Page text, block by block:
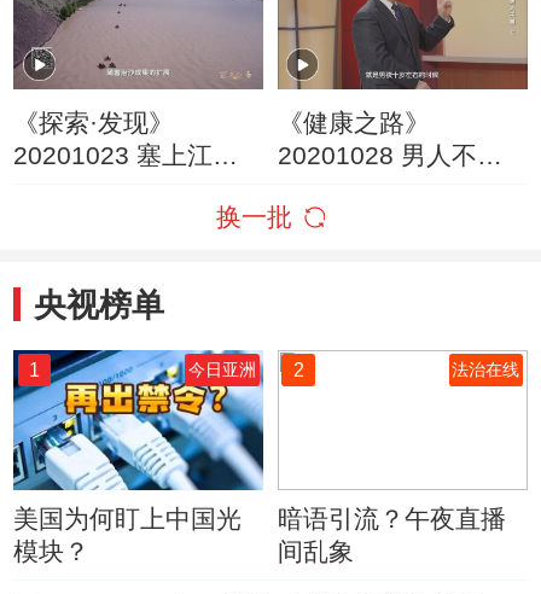
《探索·发现》
20201023 塞上江南
《健康之路》
20201028 男人不易
换一批
央视榜单
1 今日亚洲
美国为何盯上中国光
模块？
2 法治在线
暗语引流？午夜直播
间乱象